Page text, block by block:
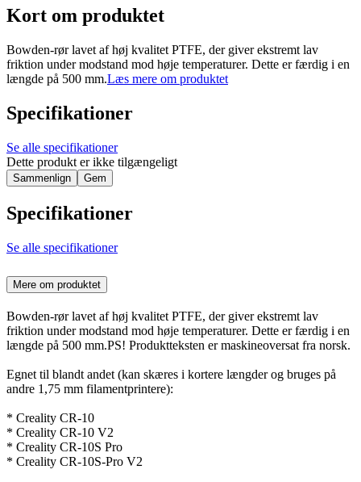
Kort om produktet
Bowden-rør lavet af høj kvalitet PTFE, der giver ekstremt lav
friktion under modstand mod høje temperaturer. Dette er færdig i en
længde på 500 mm.Læs mere om produktet
Specifikationer
Se alle specifikationer
Dette produkt er ikke tilgængeligt
Sammenlign Gem
Specifikationer
Se alle specifikationer
Mere om produktet
Bowden-rør lavet af høj kvalitet PTFE, der giver ekstremt lav
friktion under modstand mod høje temperaturer. Dette er færdig i en
længde på 500 mm.PS! Produktteksten er maskineoversat fra norsk.
Egnet til blandt andet (kan skæres i kortere længder og bruges på
andre 1,75 mm filamentprintere):
* Creality CR-10
* Creality CR-10 V2
* Creality CR-10S Pro
* Creality CR-10S-Pro V2